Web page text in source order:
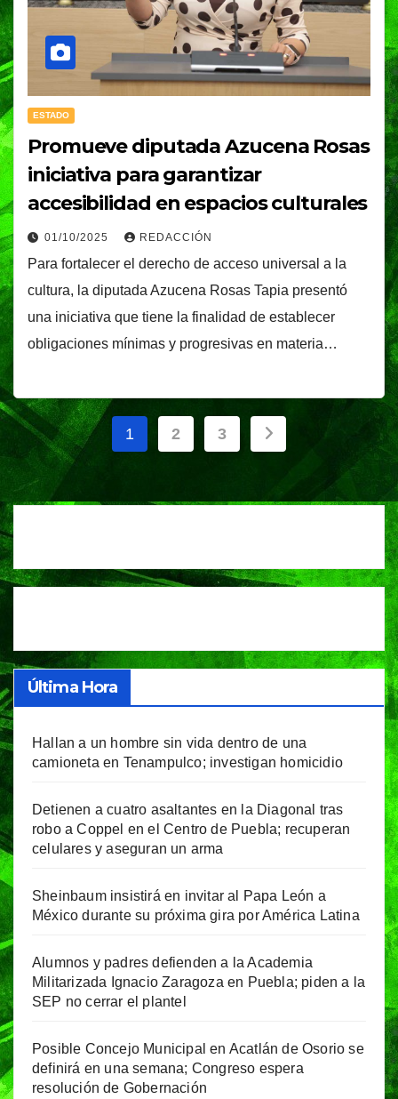
ESTADO
Promueve diputada Azucena Rosas
iniciativa para garantizar
accesibilidad en espacios culturales
01/10/2025 REDACCIÓN
Para fortalecer el derecho de acceso universal a la
cultura, la diputada Azucena Rosas Tapia presentó
una iniciativa que tiene la finalidad de establecer
obligaciones mínimas y progresivas en materia…
Paginación
entradas
1 2 3
Última Hora
Hallan a un hombre sin vida dentro de una
camioneta en Tenampulco; investigan homicidio
Detienen a cuatro asaltantes en la Diagonal tras
robo a Coppel en el Centro de Puebla; recuperan
celulares y aseguran un arma
Sheinbaum insistirá en invitar al Papa León a
México durante su próxima gira por América Latina
Alumnos y padres defienden a la Academia
Militarizada Ignacio Zaragoza en Puebla; piden a la
SEP no cerrar el plantel
Posible Concejo Municipal en Acatlán de Osorio se
definirá en una semana; Congreso espera
resolución de Gobernación